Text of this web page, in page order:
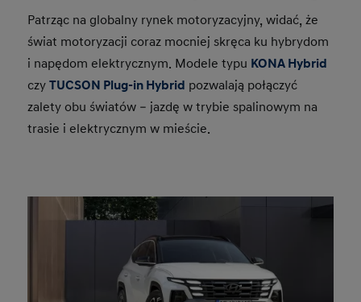
Patrząc na globalny rynek motoryzacyjny, widać, że
świat motoryzacji coraz mocniej skręca ku hybrydom
i napędom elektrycznym. Modele typu KONA Hybrid
czyTUCSON Plug-in Hybrid pozwalają połączyć
zalety obu światów – jazdę w trybie spalinowym na
trasie i elektrycznym w mieście.